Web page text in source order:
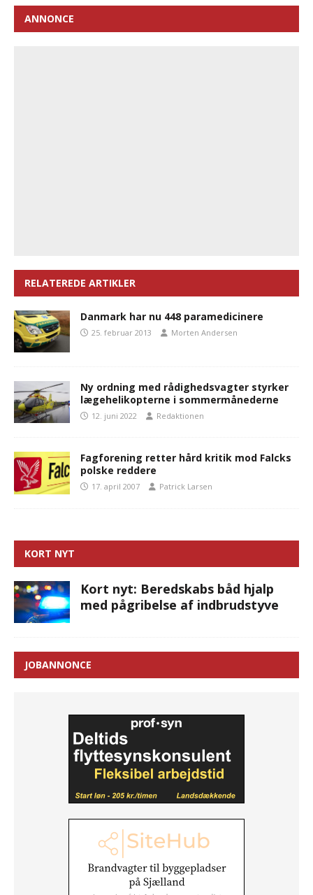
ANNONCE
RELATEREDE ARTIKLER
Danmark har nu 448 paramedicinere
25. februar 2013 Morten Andersen
Ny ordning med rådighedsvagter styrker
lægehelikopterne i sommermånederne
12. juni 2022 Redaktionen
Fagforening retter hård kritik mod Falcks
polske reddere
17. april 2007 Patrick Larsen
KORT NYT
Kort nyt: Beredskabs båd hjalp
med pågribelse af indbrudstyve
JOBANNONCE